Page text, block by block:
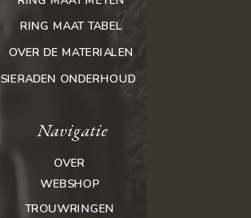
TROUWRINGEN
WEBSHOP
Navigatie
OVER
SIERADEN ONDERHOUD
OVER DE MATERIALEN
RING MAAT TABEL